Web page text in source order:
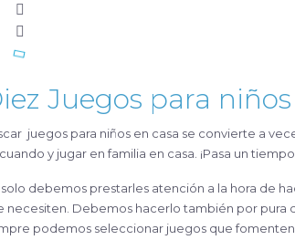
Juegos para
y jugar en familia en casa. ¡Pasa un
solo debemos prestarles atención a la hora de
necesiten. Debemos hacerlo también por pura
podemos seleccionar juegos que